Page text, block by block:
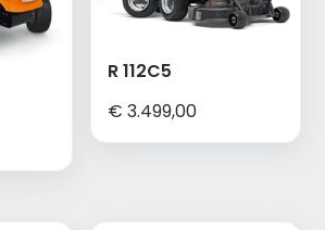
R 112C5
€ 3.499,00